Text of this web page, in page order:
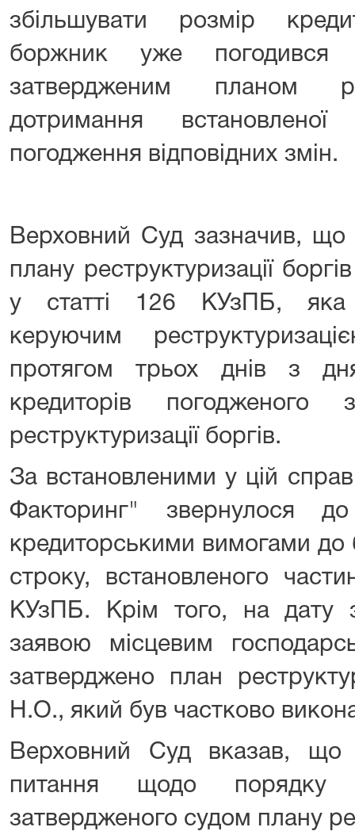
збільшувати розмір
боржник уже погодився
затвердженим планом
дотримання
погодження відповідних змін.
Верховний Суд зазначив, що
плану реструктуризації
у статті 126 КУзПБ, яка
керуючим
протягом трьох днів з
кредиторів
реструктуризації боргів.
За встановленими у цій
Факторинг" звернулося
кредиторськими вимогами
строку, встановленого
КУзПБ. Крім того, на дату
заявою місцевим
затверджено план
Н.О., який був частково
Верховний Суд вказав, що
питання щодо
затвердженого судом плану